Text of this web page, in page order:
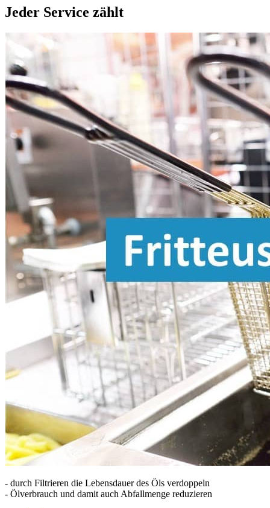
Jeder Service zählt
- durch Filtrieren die Lebensdauer des Öls verdoppeln
- Ölverbrauch und damit auch Abfallmenge reduzieren